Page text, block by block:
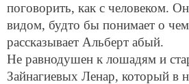
поговорить, как с человеком.
видом, будто бы понимает о
рассказывает Альберт абый.
Не равнодушен к лошадям и
Зайнагиевых Ленар, который в